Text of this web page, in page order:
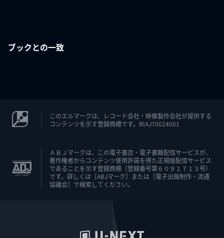
ブックとの一致
このエルマークは、レコード会社・映像製作会社が提供する
コンテンツを示す登録商標です。RIAJ70024001
ＡＢＪマークは、この電子書店・電子書籍配信サービスが、
著作権者からコンテンツ使用許諾を得た正規版配信サービス
であることを示す登録商標（登録番号第６０９１７１３号）
です。詳しくは［ABJマーク］または［電子出版制作・流通
協議会］で検索してください。